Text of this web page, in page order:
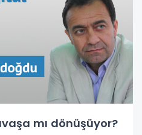
mı dönüşüyor?